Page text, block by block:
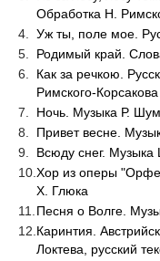
Обработка Н.
Уж ты, поле мое.
Родимый край.
Как за речкою.
Римского-Корсакова
Ночь. Музыка Р.
Привет весне.
Всюду снег.
Хор из оперы
X. Глюка
Песня о Волге.
Каринтия.
Локтева, русский